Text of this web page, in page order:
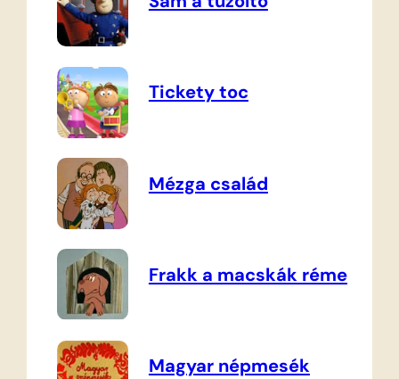
Tickety toc
Mézga család
Frakk a macskák réme
Magyar népmesék